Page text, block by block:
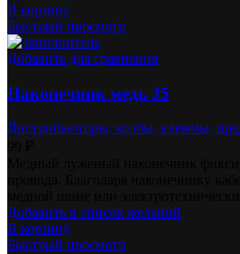
В корзину
Быстрый просмотр
Добавить для сравнения
Наконечник медь 35
Дистрибьюторы, колбы, клеммы,
Добавить в список желаний
В корзину
Быстрый просмотр